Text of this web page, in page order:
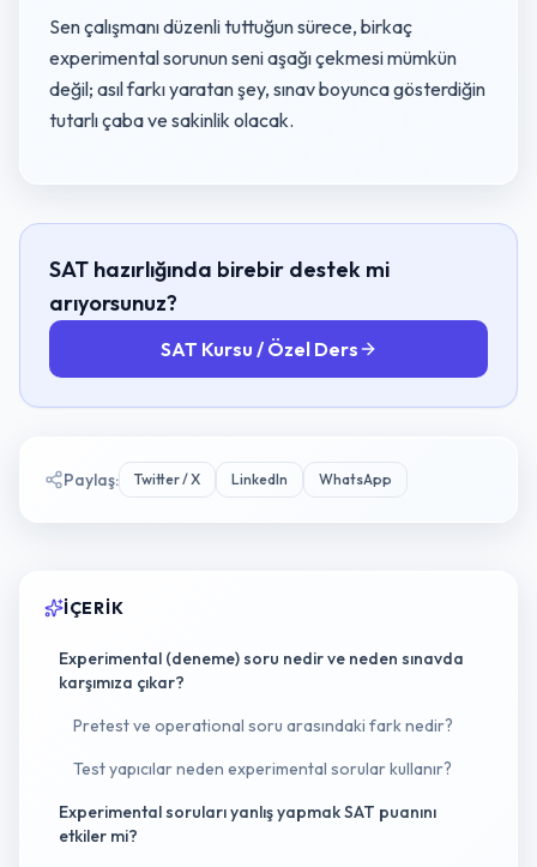
Sen çalışmanı düzenli tuttuğun sürece, birkaç
experimental sorunun seni aşağı çekmesi mümkün
değil; asıl farkı yaratan şey, sınav boyunca gösterdiğin
tutarlı çaba ve sakinlik olacak.
SAT hazırlığında birebir destek mi
arıyorsunuz?
SAT Kursu / Özel Ders
Paylaş: Twitter / X LinkedIn WhatsApp
İÇERIK
Experimental (deneme) soru nedir ve neden sınavda
karşımıza çıkar?
Pretest ve operational soru arasındaki fark nedir?
Test yapıcılar neden experimental sorular kullanır?
Experimental soruları yanlış yapmak SAT puanını
etkiler mi?